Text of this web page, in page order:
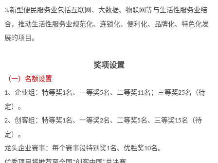
3.新型便民服务业包括互联网、大数据、物联网等与生活性服务业结
合，推动生活性服务业规范化、连锁化、便利化、品牌化、特色化发
展的项目。
奖项设置
（一）名额设置
1、企业组：特等奖1名、一等奖5名、二等奖11名；三等奖25名（待
定）。
2、创客组：特等奖1名、一等奖2名、二等奖5名、三等奖15名（待
定）。
龙头企业赛事：每个赛事设特别奖1名、优胜奖10名。